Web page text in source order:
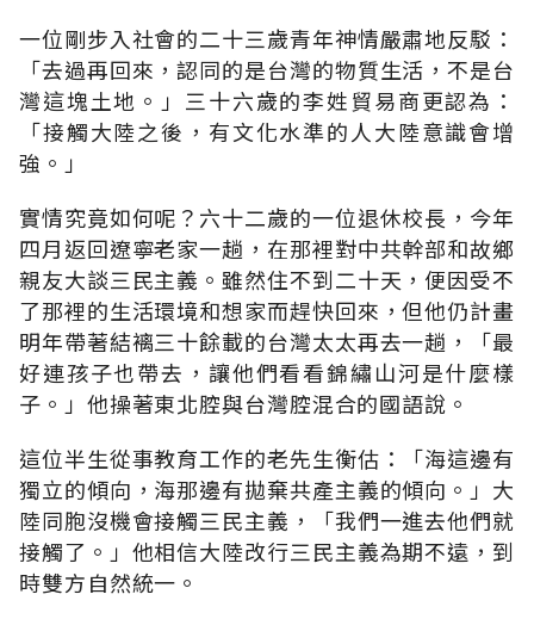
一位剛步入社會的二十三歲青年神情嚴肅地反駁：
「去過再回來，認同的是台灣的物質生活，不是台
灣這塊土地。」三十六歲的李姓貿易商更認為：
「接觸大陸之後，有文化水準的人大陸意識會增
強。」
實情究竟如何呢？六十二歲的一位退休校長，今年
四月返回遼寧老家一趟，在那裡對中共幹部和故鄉
親友大談三民主義。雖然住不到二十天，便因受不
了那裡的生活環境和想家而趕快回來，但他仍計畫
明年帶著結褵三十餘載的台灣太太再去一趟，「最
好連孩子也帶去，讓他們看看錦繡山河是什麼樣
子。」他操著東北腔與台灣腔混合的國語說。
這位半生從事教育工作的老先生衡估：「海這邊有
獨立的傾向，海那邊有拋棄共產主義的傾向。」大
陸同胞沒機會接觸三民主義，「我們一進去他們就
接觸了。」他相信大陸改行三民主義為期不遠，到
時雙方自然統一。